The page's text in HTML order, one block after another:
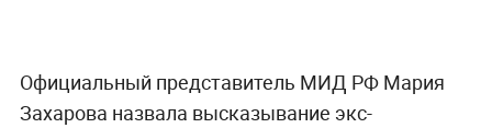
Официальный представитель МИД РФ Мария
Захарова назвала высказывание экс-